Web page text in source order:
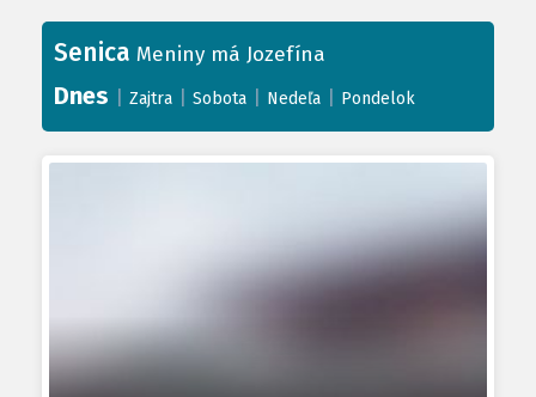
Senica Meniny má Jozefína
Dnes Zajtra Sobota Nedeľa Pondelok